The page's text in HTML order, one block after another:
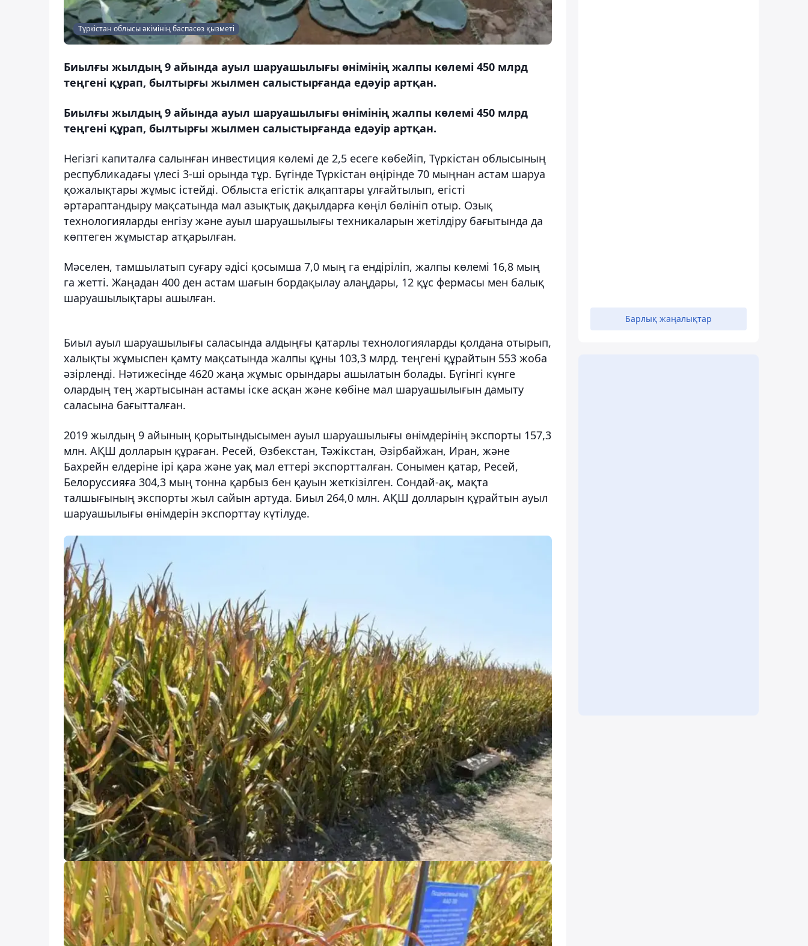
Түркістан облысы әкімінің баспасөз қызметі
Биылғы жылдың 9 айында ауыл шаруашылығы өнімінің жалпы көлемі 450 млрд
теңгені құрап, былтырғы жылмен салыстырғанда едәуір артқан.
Биылғы жылдың 9 айында ауыл шаруашылығы өнімінің жалпы көлемі 450 млрд
теңгені құрап, былтырғы жылмен салыстырғанда едәуір артқан.
Негізгі капиталға салынған инвестиция көлемі де 2,5 есеге көбейіп, Түркістан облысының
республикадағы үлесі 3-ші орында тұр. Бүгінде Түркістан өңірінде 70 мыңнан астам шаруа
қожалықтары жұмыс істейді. Облыста егістік алқаптары ұлғайтылып, егісті
әртараптандыру мақсатында мал азықтық дақылдарға көңіл бөлініп отыр. Озық
технологияларды енгізу және ауыл шаруашылығы техникаларын жетілдіру бағытында да
көптеген жұмыстар атқарылған.
Мәселен, тамшылатып суғару әдісі қосымша 7,0 мың га ендіріліп, жалпы көлемі 16,8 мың
га жетті. Жаңадан 400 ден астам шағын бордақылау алаңдары, 12 құс фермасы мен балық
шаруашылықтары ашылған.
Биыл ауыл шаруашылығы саласында алдыңғы қатарлы технологияларды қолдана отырып,
халықты жұмыспен қамту мақсатында жалпы құны 103,3 млрд. теңгені құрайтын 553 жоба
әзірленді. Нәтижесінде 4620 жаңа жұмыс орындары ашылатын болады. Бүгінгі күнге
олардың тең жартысынан астамы іске асқан және көбіне мал шаруашылығын дамыту
саласына бағытталған.
2019 жылдың 9 айының қорытындысымен ауыл шаруашылығы өнімдерінің экспорты 157,3
млн. АҚШ долларын құраған. Ресей, Өзбекстан, Тәжікстан, Әзірбайжан, Иран, және
Бахрейн елдеріне ірі қара және уақ мал еттері экспортталған. Сонымен қатар, Ресей,
Белоруссияға 304,3 мың тонна қарбыз бен қауын жеткізілген. Сондай-ақ, мақта
талшығының экспорты жыл сайын артуда. Биыл 264,0 млн. АҚШ долларын құрайтын ауыл
шаруашылығы өнімдерін экспорттау күтілуде.
Барлық жаңалықтар